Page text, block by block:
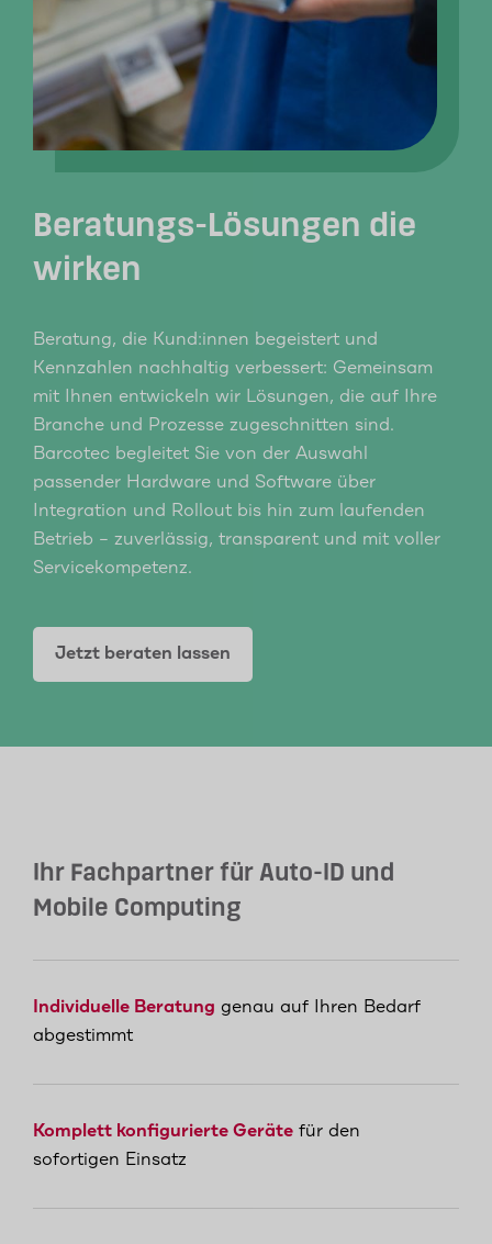
Beratungs-Lösungen die
wirken
Beratung, die Kund:innen begeistert und
Kennzahlen nachhaltig verbessert: Gemeinsam
mit Ihnen entwickeln wir Lösungen, die auf Ihre
Branche und Prozesse zugeschnitten sind.
Barcotec begleitet Sie von der Auswahl
passender Hardware und Software über
Integration und Rollout bis hin zum laufenden
Betrieb – zuverlässig, transparent und mit voller
Servicekompetenz.
Jetzt beraten lassen
Ihr Fachpartner für Auto-ID und
Mobile Computing
Individuelle Beratung genau auf Ihren Bedarf
abgestimmt
Komplett konfigurierte Geräte für den
sofortigen Einsatz